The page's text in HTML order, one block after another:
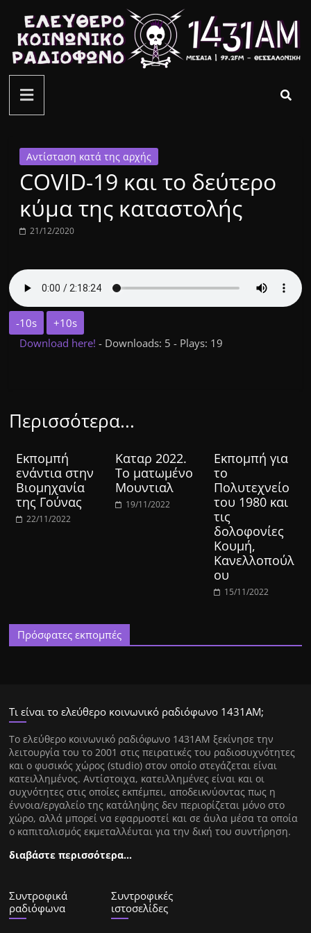
περιεχόμενο
ελεύθερο
κοινωνικό
ραδιόφωνο
1431AM
Αντίσταση κατά της αρχής
COVID-19 και το δεύτερο
κύμα της καταστολής
21/12/2020
-10s
+10s
Download here!- Downloads: 5 - Plays: 19
Περισσότερα...
Εκπομπή
ενάντια στην
Βιομηχανία
της Γούνας
22/11/2022
Καταρ 2022.
Το ματωμένο
Μουντιαλ
19/11/2022
Εκπομπή για
το
Πολυτεχνείο
του 1980 και
τις
δολοφονίες
Κουμή,
Κανελλοπούλ
ου
15/11/2022
Πρόσφατες εκπομπές
Τι είναι το ελεύθερο κοινωνικό ραδιόφωνο 1431ΑΜ;
Tο ελεύθερο κοινωνικό ραδιόφωνο 1431AM ξεκίνησε την
λειτουργία του το 2001 στις πειρατικές του ραδιοσυχνότητες
και ο φυσικός χώρος (studio) στον οποίο στεγάζεται είναι
κατειλλημένος. Αντίστοιχα, κατειλλημένες είναι και οι
συχνότητες στις οποίες εκπέμπει, αποδεικνύοντας πως η
έννοια/εργαλείο της κατάληψης δεν περιορίζεται μόνο στο
χώρο, αλλά μπορεί να εφαρμοστεί και σε άυλα μέσα τα οποία
ο καπιταλισμός εκμεταλλέυται για την δική του συντήρηση.
διαβάστε περισσότερα…
Συντροφικά
ραδιόφωνα
Συντροφικές
ιστοσελίδες